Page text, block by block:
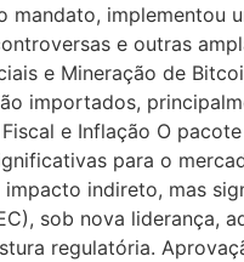
e outras
e Mineração de
importados,
e Inflação O
para o
indireto, mas
sob nova
regulatória.